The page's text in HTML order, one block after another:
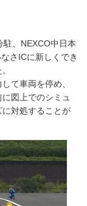
、NEXCO中日本
さICに新しくでき
て車両を停め、
図上でのシミュ
対処することが